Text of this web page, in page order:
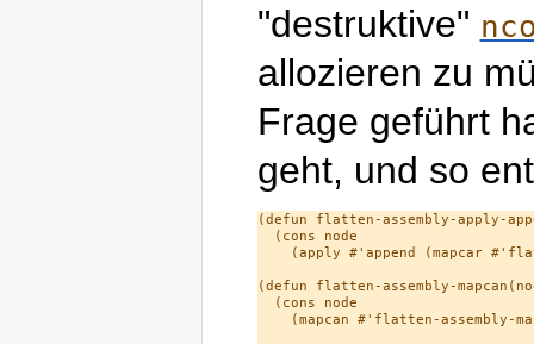
"destruktive"
allozieren zu
Frage geführt
geht, und so
(defun flatten-assembly-apply-
  (cons node
(apply #'append (mapcar
(defun flatten-assembly-
  (cons node
(mapcan #'flatten-assembly-